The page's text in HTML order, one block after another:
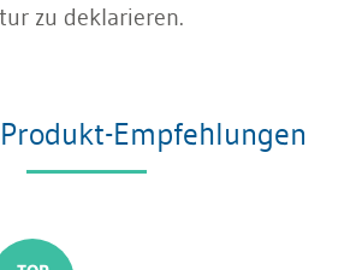
zu deklarieren.
Empfehlungen